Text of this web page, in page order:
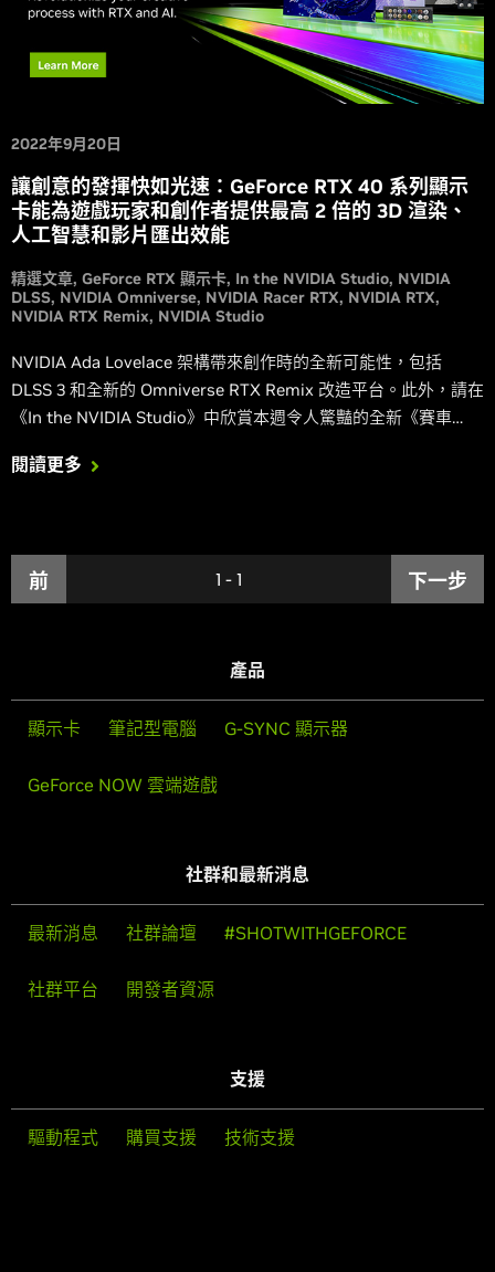
2022年9月20日
讓創意的發揮快如光速：GeForce RTX 40 系列顯示
卡能為遊戲玩家和創作者提供最高 2 倍的 3D 渲染、
人工智慧和影片匯出效能
精選文章 GeForce RTX 顯示卡 In the NVIDIA Studio NVIDIA
DLSS NVIDIA Omniverse NVIDIA Racer RTX NVIDIA RTX
NVIDIA RTX Remix NVIDIA Studio
NVIDIA Ada Lovelace 架構帶來創作時的全新可能性，包括
DLSS 3 和全新的 Omniverse RTX Remix 改造平台。此外，請在
《In the NVIDIA Studio》中欣賞本週令人驚豔的全新《賽車
閱讀更多
前 1 - 1 下一步
產品
顯示卡 筆記型電腦 G-SYNC 顯示器
GeForce NOW 雲端遊戲
社群和最新消息
最新消息 社群論壇 #SHOTWITHGEFORCE
社群平台 開發者資源
支援
驅動程式 購買支援 技術支援